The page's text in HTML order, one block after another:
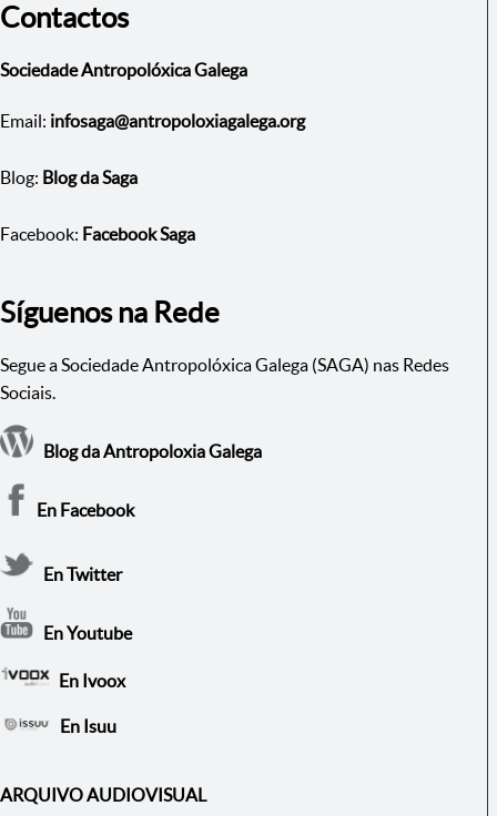
Contactos
Sociedade Antropolóxica Galega
Email: infosaga@antropoloxiagalega.org
Blog: Blog da Saga
Facebook: Facebook Saga
Síguenos na Rede
Segue a Sociedade Antropolóxica Galega (SAGA) nas Redes
Sociais.
Blog da Antropoloxia Galega
En Facebook
En Twitter
En Youtube
En Ivoox
En Isuu
ARQUIVO AUDIOVISUAL